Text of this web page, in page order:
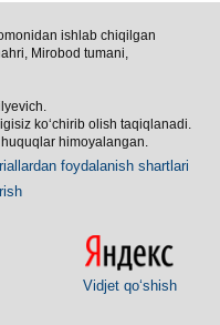
ishlab chiqilgan
Mirobod tumani,
koʻchirib olish taqiqlanadi.
himoyalangan.
foydalanish shartlari
Vidjet qoʻshish